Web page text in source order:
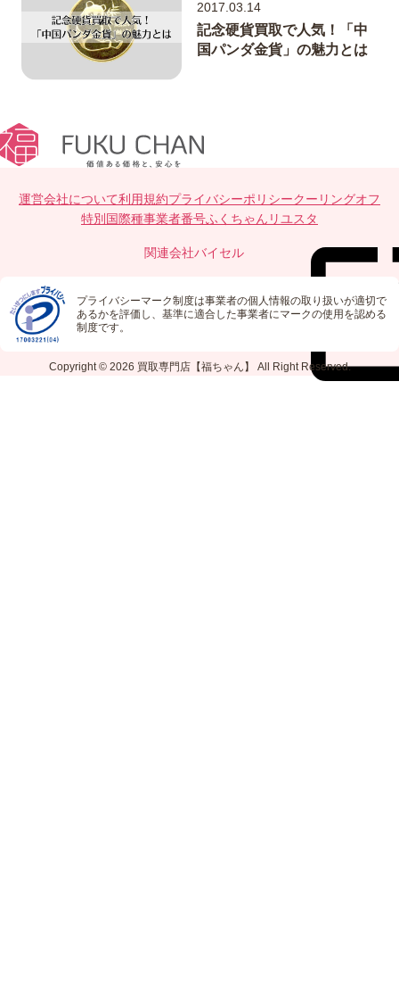
2017.03.14
記念硬貨買取で人気！「中
国パンダ金貨」の魅力とは
運営会社について利用規約プライバシーポリシークーリングオフ
特別国際種事業者番号ふくちゃんリユスタ
関連会社バイセル
プライバシーマーク制度は事業者の個人情報の取り扱いが適切で
あるかを評価し、基準に適合した事業者にマークの使用を認める
制度です。
Copyright © 2026 買取専門店【福ちゃん】 All Right Reserved.